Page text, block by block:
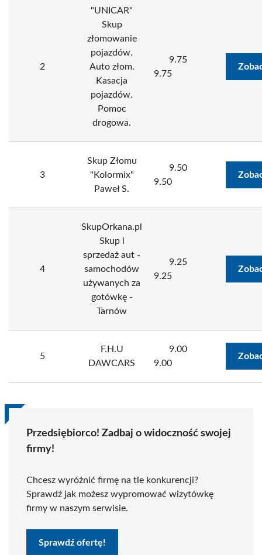
2
"UNICAR"
Skup
złomowanie
pojazdów.
Auto złom.
Kasacja
pojazdów.
Pomoc
drogowa.
9.75
9.75
3
Skup Złomu
"Kolormix"
Paweł S.
9.50
9.50
4
SkupOrkana.pl
Skup i
sprzedaż aut -
samochodów
używanych za
gotówkę -
Tarnów
9.25
9.25
5
F.H.U
DAWCARS
9.00
9.00
Przedsiębiorco! Zadbaj o widoczność swojej
firmy!
Chcesz wyróżnić firmę na tle konkurencji?
Sprawdź jak możesz wypromować wizytówkę
firmy w naszym serwisie.
Sprawdź ofertę!